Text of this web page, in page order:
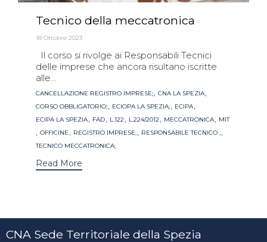
Tecnico della meccatronica
18 Ottobre 2023
Il corso si rivolge ai Responsabili Tecnici
delle imprese che ancora risultano iscritte
alle...
Tags
CANCELLAZIONE REGISTRO IMPRESE;, CNA LA SPEZIA,
CORSO OBBLIGATORIO;, ECIOPA LA SPEZIA;, ECIPA,
ECIPA LA SPEZIA, FAD, L.122, L.224/2012, MECCATRONICA, MIT
, OFFICINE , REGISTRO IMPRESE;, RESPONSABILE TECNICO ;,
TECNICO MECCATRONICA;
Read More
CNA Sede Territoriale della Spezia